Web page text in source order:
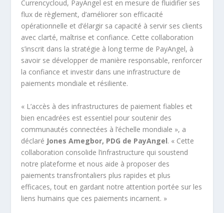
Currencycloud, PayAngel est en mesure de fluidifier ses
flux de règlement, d’améliorer son efficacité
opérationnelle et d’élargir sa capacité à servir ses clients
avec clarté, maîtrise et confiance. Cette collaboration
s’inscrit dans la stratégie à long terme de PayAngel, à
savoir se développer de manière responsable, renforcer
la confiance et investir dans une infrastructure de
paiements mondiale et résiliente.
« L’accès à des infrastructures de paiement fiables et
bien encadrées est essentiel pour soutenir des
communautés connectées à l’échelle mondiale », a
déclaré Jones Amegbor, PDG de PayAngel. « Cette
collaboration consolide l’infrastructure qui soustend
notre plateforme et nous aide à proposer des
paiements transfrontaliers plus rapides et plus
efficaces, tout en gardant notre attention portée sur les
liens humains que ces paiements incarnent. »